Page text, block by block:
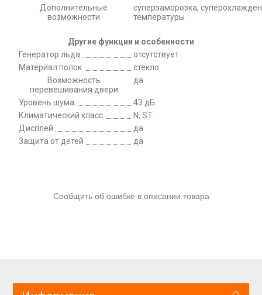
Дополнительные
возможности
суперзаморозка,
температуры
Другие функции и особенности
Генератор льда
отсутствует
Материал полок
стекло
Возможность
перевешивания двери
да
Уровень шума
43 дБ
Климатический класс
N, ST
Дисплей
да
Защита от детей
да
Сообщить об ошибке в описании товара